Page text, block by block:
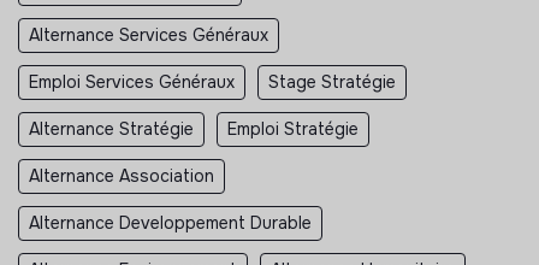
Alternance Services Généraux
Emploi Services Généraux Stage Stratégie
Alternance Stratégie Emploi Stratégie
Alternance Association
Alternance Developpement Durable